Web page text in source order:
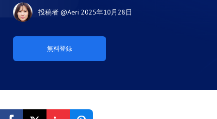
投稿者 @Aeri 2025年10月28日